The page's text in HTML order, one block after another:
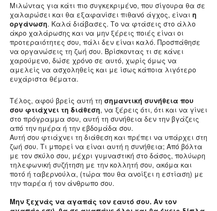
Μιλώντας για κάτι πιο συγκεκριμένο, που σίγουρα θα σε
χαλαρώσει και θα εξαφανίσει πιθανό άγχος, είναι η
οργάνωση. Καλά διάβασες. Το να φτάσεις στο άλλο
άκρο χαλάρωσης και να μην ξέρεις ποιές είναι οι
προτεραιότητες σου, πάλι δεν είναι καλό. Προσπάθησε
να οργανώσεις τη ζωή σου. Βρίσκοντας τι σε κάνει
χαρούμενο, δώσε χρόνο σε αυτό, χωρίς όμως να
αμελείς να ασχοληθείς και με ίσως κάποια λιγότερο
ευχάριστα θέματα.
Τέλος, αφού βρείς αυτή τη σημαντική συνήθεια που
σου φτιάχνει τη διάθεση, να ξέρεις ότι, ότι και να γίνει
στο πρόγραμμα σου, αυτή τη συνήθεια δεν την βγάζεις
από την ημέρα ή την εβδομάδα σου.
Αυτή σου φτιάχνει τη διάθεση και πρέπει να υπάρχει στη
ζωή σου. Τι μπορεί να είναι αυτή η συνήθεια; Από βόλτα
με τον σκύλο σου, μέχρι γυμναστική στο δάσος, πολύωρη
τηλεφωνική συζήτηση με την κολλητή σου, ακόμα και
ποτό ή ταβερνούλα, (τώρα που θα ανοίξει η εστίαση) με
την παρέα ή τον άνθρωπο σου.
Μην ξεχνάς να αγαπάς τον εαυτό σου. Αν τον